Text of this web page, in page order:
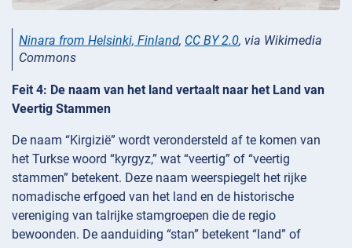
Ninara from Helsinki, Finland, CC BY 2.0, via Wikimedia
Commons
Feit 4: De naam van het land vertaalt naar het Land van
Veertig Stammen
De naam “Kirgizië” wordt verondersteld af te komen van
het Turkse woord “kyrgyz,” wat “veertig” of “veertig
stammen” betekent. Deze naam weerspiegelt het rijke
nomadische erfgoed van het land en de historische
vereniging van talrijke stamgroepen die de regio
bewoonden. De aanduiding “stan” betekent “land” of